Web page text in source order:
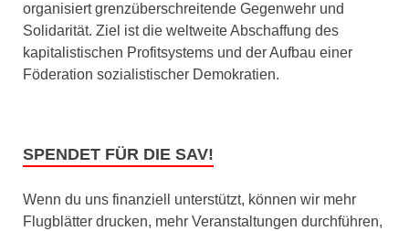
organisiert grenzüberschreitende Gegenwehr und
Solidarität. Ziel ist die weltweite Abschaffung des
kapitalistischen Profitsystems und der Aufbau einer
Föderation sozialistischer Demokratien.
SPENDET FÜR DIE SAV!
Wenn du uns finanziell unterstützt, können wir mehr
Flugblätter drucken, mehr Veranstaltungen durchführen,